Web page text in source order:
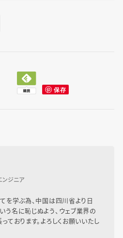
ンジニア
を学ぶ為、中国は四川省より日
う名に恥じぬよう、ウェブ業界の
ております。よろしくお願いいたし